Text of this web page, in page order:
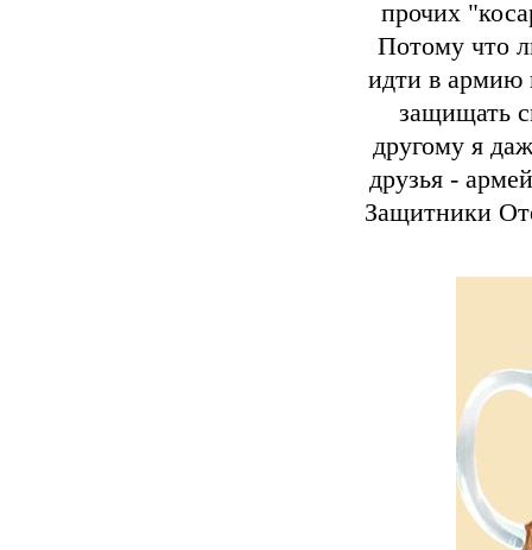
прочих
Потому что
идти в армию
защищать
другому я
друзья -
Защитники